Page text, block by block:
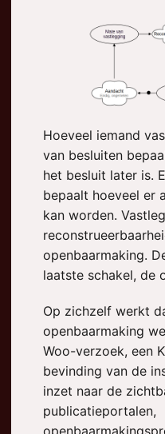
Hoeveel iemand
van besluiten
het besluit later is.
bepaalt hoeveel er
kan worden.
openbaarmaking.
laatste schakel, de
Op zichzelf werkt
openbaarmaking
Woo-verzoek, een
bevinding van de
inzet naar de
publicatieportalen,